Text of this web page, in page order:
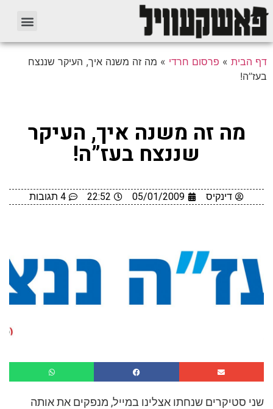
דף הבית » פרסום חרדי » מה זה משנה איך, העיקר שננצח
בעז”ה!
מה זה משנה איך, העיקר
שננצח בעז”ה!
דינקיס 05/01/2009
22:52 4 תגובות
שני סטיקרים שנחתו אצלינו במייל, מנפקים את אותה